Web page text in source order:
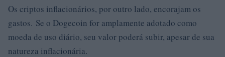
Os criptos inflacionários, por outro lado, encorajam os
gastos. Se o Dogecoin for amplamente adotado como
moeda de uso diário, seu valor poderá subir, apesar de sua
natureza inflacionária.